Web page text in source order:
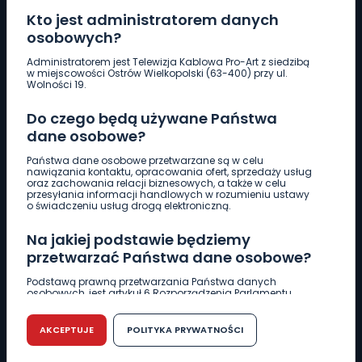
Kto jest administratorem danych
osobowych?
Administratorem jest Telewizja Kablowa Pro-Art z siedzibą
w miejscowości Ostrów Wielkopolski (63-400) przy ul.
Wolności 19.
Do czego będą używane Państwa
dane osobowe?
Państwa dane osobowe przetwarzane są w celu
nawiązania kontaktu, opracowania ofert, sprzedaży usług
oraz zachowania relacji biznesowych, a także w celu
przesyłania informacji handlowych w rozumieniu ustawy
o świadczeniu usług drogą elektroniczną.
Na jakiej podstawie będziemy
przetwarzać Państwa dane osobowe?
Podstawą prawną przetwarzania Państwa danych
osobowych, jest artykuł 6 Rozporządzenia Parlamentu
r. w sprawie ochrony osób fizycznych w związku z
przetwarzaniem danych osobowych w sprawie
swobodnego przepływu takich danych oraz uchylenia
dyrektywy 95/46/WE (RODO).
AKCEPTUJE POLITYKA PRYWATNOŚCI
Pobierz logotyp
661 997 997
REDAKCJA
62 735 22 22redakcja@wlkp24.info
DZIAŁ REKLAMY
62 735 01 85 reklama@wlkp24.info
WIADOMOŚCI
CIEKAWOSTKI